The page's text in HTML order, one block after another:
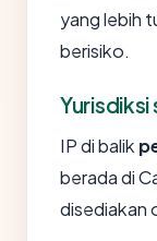
yang lebih
berisiko.
Yurisdiksi
IP di balik
berada di
disediakan